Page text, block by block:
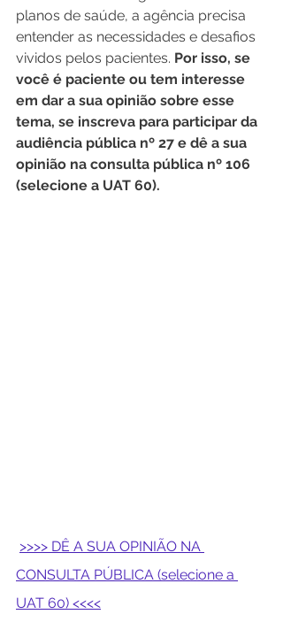
planos de saúde, a agência precisa
entender as necessidades e desafios
vividos pelos pacientes. Por isso, se
você é paciente ou tem interesse
em dar a sua opinião sobre esse
tema, se inscreva para participar da
audiência pública nº 27 e dê a sua
opinião na consulta pública nº 106
(selecione a UAT 60).
>>>> DÊ A SUA OPINIÃO NA
CONSULTA PÚBLICA (selecione a
UAT 60) <<<<